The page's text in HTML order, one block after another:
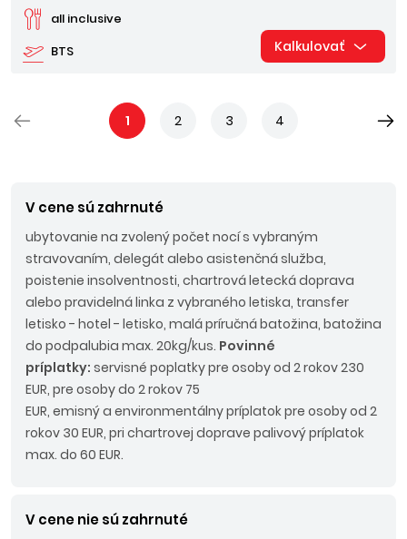
BTS
all inclusive
Kalkulovať
1 2 3 4
V cene sú zahrnuté
ubytovanie na zvolený počet nocí s vybraným
stravovaním, delegát alebo asistenčná služba,
poistenie insolventnosti, chartrová letecká doprava
alebo pravidelná linka z vybraného letiska, transfer
letisko - hotel - letisko, malá príručná batožina, batožina
do podpalubia max. 20kg/kus. Povinné
príplatky: servisné poplatky pre osoby od 2 rokov 230
EUR, pre osoby do 2 rokov 75
EUR, emisný a environmentálny príplatok pre osoby od 2
rokov 30 EUR, pri chartrovej doprave palivový príplatok
max. do 60 EUR.
V cene nie sú zahrnuté